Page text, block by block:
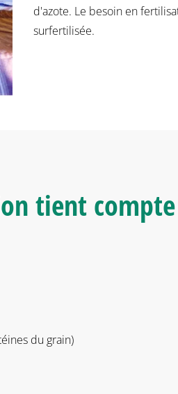
d'azote. Le besoin en
surfertilisée.
tient
du grain)